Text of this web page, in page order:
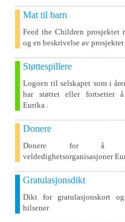
Mat til barn
Feed the Children prosjektet
og en beskrivelse av prosjektet
Støttespillere
Logoen til selskapet som i
har støttet eller fortsetter
Eurika .
Donere
Donere for å
veldedighetsorganisasjoner
Gratulasjonsdikt
Dikt for gratulasjonskort
hilsener